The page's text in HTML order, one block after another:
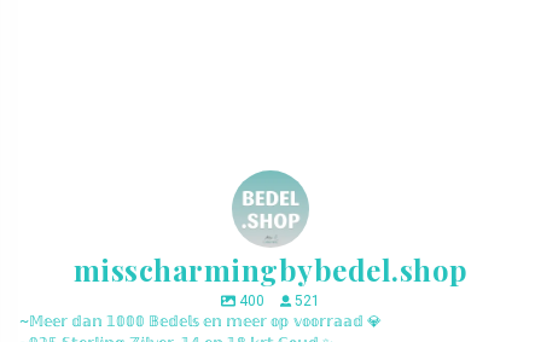
misscharmingbybedel.shop
400
521
~𝕄𝕖𝕖𝕣 𝕕𝕒𝕟 𝟙𝟘𝟘𝟘 𝔹𝕖𝕕𝕖𝕝𝕤 𝕖𝕟 𝕞𝕖𝕖𝕣 𝕠𝕡 𝕧𝕠𝕠𝕣𝕣𝕒𝕒𝕕 💎